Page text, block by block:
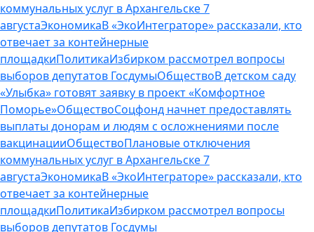
коммунальных услуг в Архангельске 7
августаЭкономикаВ «ЭкоИнтеграторе» рассказали, кто
отвечает за контейнерные
площадкиПолитикаИзбирком рассмотрел вопросы
выборов депутатов ГосдумыОбществоВ детском саду
«Улыбка» готовят заявку в проект «Комфортное
Поморье»ОбществоСоцфонд начнет предоставлять
выплаты донорам и людям с осложнениями после
вакцинацииОбществоПлановые отключения
коммунальных услуг в Архангельске 7
августаЭкономикаВ «ЭкоИнтеграторе» рассказали, кто
отвечает за контейнерные
площадкиПолитикаИзбирком рассмотрел вопросы
выборов депутатов Госдумы